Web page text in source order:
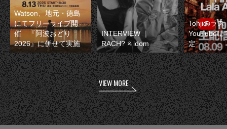
Watson、地元・徳島
にてフリーライブ開
催 『阿波おどり
2026』に併せて実施
INTERVIEW ｜
RACH? × idom
Tohjiのラス
YouTubeに
定
VIEW MORE